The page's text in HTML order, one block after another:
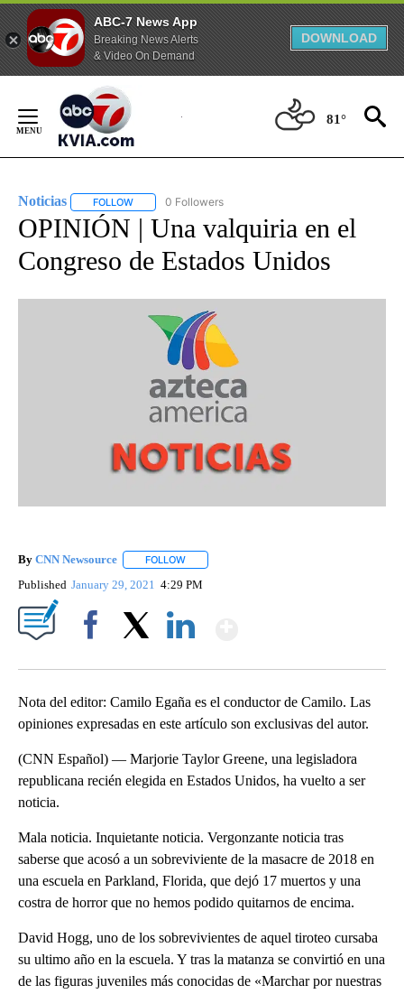
ABC-7 News App
Breaking News Alerts
& Video On Demand
DOWNLOAD
Content
81°
Noticias FOLLOW FOLLOW "NOTICIAS" TO RECEIVE NOTIFICATIONS
0 Followers
OPINIÓN | Una valquiria en el
Congreso de Estados Unidos
By CNN Newsource FOLLOW
Published January 29, 2021 4:29 PM
Nota del editor: Camilo Egaña es el conductor de Camilo. Las
opiniones expresadas en este artículo son exclusivas del autor.
(CNN Español) — Marjorie Taylor Greene, una legisladora
republicana recién elegida en Estados Unidos, ha vuelto a ser
noticia.
Mala noticia. Inquietante noticia. Vergonzante noticia tras
saberse que acosó a un sobreviviente de la masacre de 2018 en
una escuela en Parkland, Florida, que dejó 17 muertos y una
costra de horror que no hemos podido quitarnos de encima.
David Hogg, uno de los sobrevivientes de aquel tiroteo cursaba
su ultimo año en la escuela. Y tras la matanza se convirtió en una
de las figuras juveniles más conocidas de «Marchar por nuestras